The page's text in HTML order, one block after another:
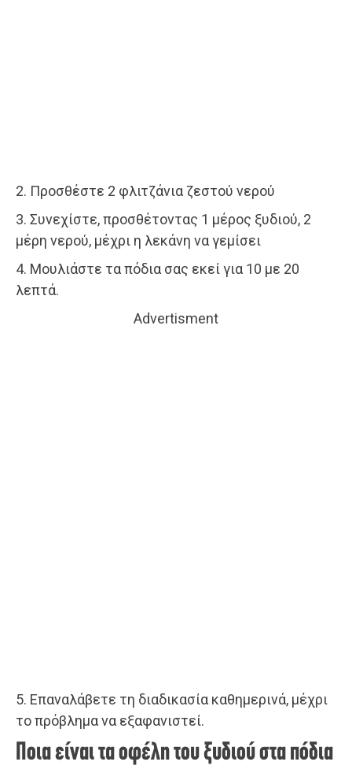
2. Προσθέστε 2 φλιτζάνια ζεστού νερού
3. Συνεχίστε, προσθέτοντας 1 μέρος ξυδιού, 2
μέρη νερού, μέχρι η λεκάνη να γεμίσει
4. Μουλιάστε τα πόδια σας εκεί για 10 με 20
λεπτά.
Advertisment
5. Επαναλάβετε τη διαδικασία καθημερινά, μέχρι
το πρόβλημα να εξαφανιστεί.
Ποια είναι τα οφέλη του ξυδιού στα πόδια